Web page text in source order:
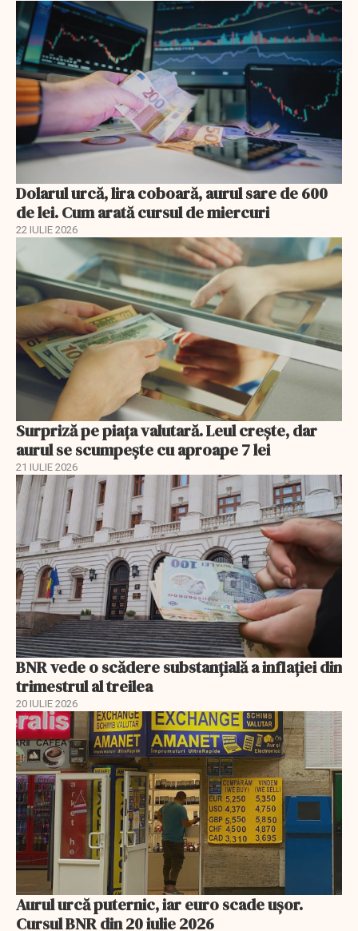
Dolarul urcă, lira coboară, aurul sare de 600
de lei. Cum arată cursul de miercuri
22 IULIE 2026
Surpriză pe piața valutară. Leul crește, dar
aurul se scumpește cu aproape 7 lei
21 IULIE 2026
BNR vede o scădere substanţială a inflaţiei din
trimestrul al treilea
20 IULIE 2026
Aurul urcă puternic, iar euro scade ușor.
Cursul BNR din 20 iulie 2026